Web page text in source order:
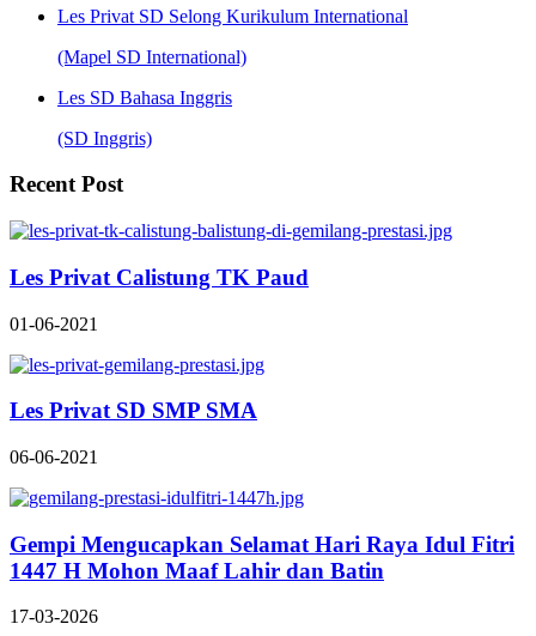
Les Privat SD Selong Kurikulum International
(Mapel SD International)
Les SD Bahasa Inggris
(SD Inggris)
Recent Post
Les Privat Calistung TK Paud
01-06-2021
Les Privat SD SMP SMA
06-06-2021
Gempi Mengucapkan Selamat Hari Raya Idul Fitri
1447 H Mohon Maaf Lahir dan Batin
17-03-2026